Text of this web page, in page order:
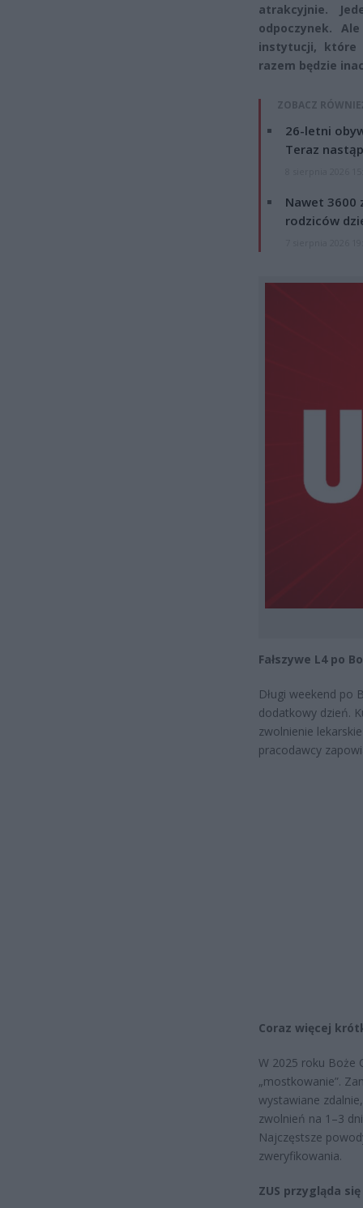
atrakcyjnie.
odpoczynek.
instytucji, które
razem będzie
ZOBACZ
26-letni
Teraz
Nawet 3600
rodziców
Fałszywe L4 po
Długi weekend po
dodatkowy dzień.
zwolnienie
pracodawcy
Coraz więcej
W 2025 roku Boże
„mostkowanie”.
wystawiane
zwolnień na 1–3
Najczęstsze
zweryfikowania.
ZUS przygląda